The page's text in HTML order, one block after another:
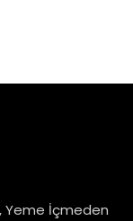
Yeme İçmeden